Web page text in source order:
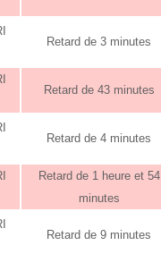
Retard de 3 minutes
Retard de 43 minutes
Retard de 4 minutes
Retard de 1 heure et 54
minutes
Retard de 9 minutes